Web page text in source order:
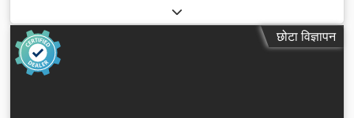
छोटा विज्ञापन